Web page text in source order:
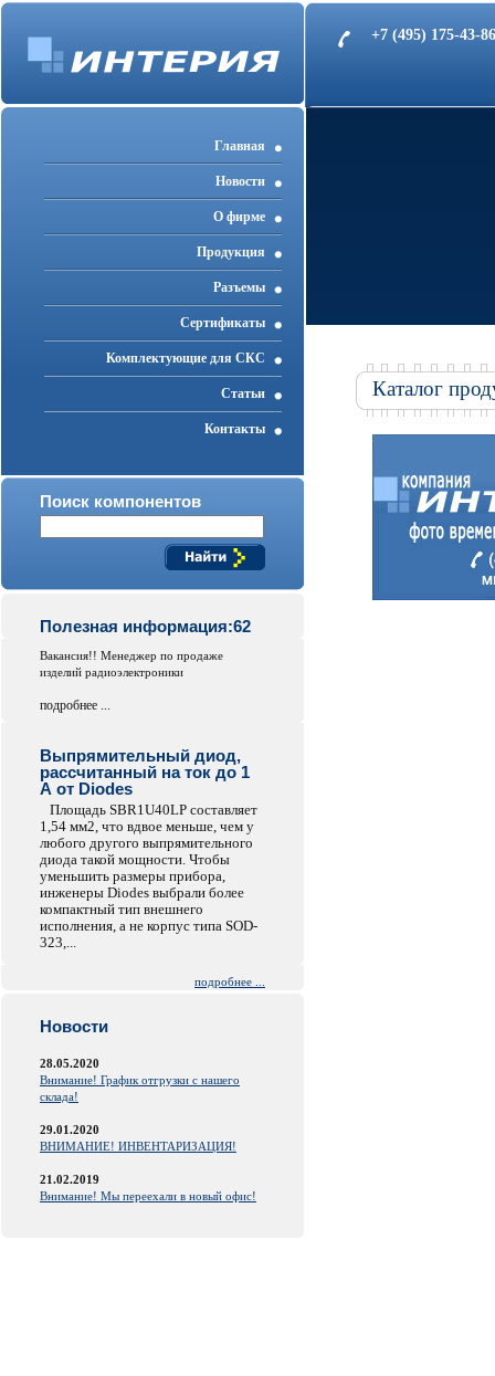
+7 (495) 175-43-
Главная
Новости
О фирме
Продукция
Разъемы
Cертификаты
Комплектующие для СКС
Статьи
Контакты
Поиск компонентов
Полезная информация:62
Вакансия!! Менеджер по продаже
изделий радиоэлектроники
подробнее ...
Выпрямительный диод,
рассчитанный на ток до 1
А от Diodes
Площадь SBR1U40LP составляет
1,54 мм2, что вдвое меньше, чем у
любого другого выпрямительного
диода такой мощности. Чтобы
уменьшить размеры прибора,
инженеры Diodes выбрали более
компактный тип внешнего
исполнения, а не корпус типа SOD-
323,...
подробнее ...
Новости
28.05.2020
Внимание! График отгрузки с нашего
склада!
29.01.2020
ВНИМАНИЕ! ИНВЕНТАРИЗАЦИЯ!
21.02.2019
Внимание! Мы переехали в новый офис!
Каталог